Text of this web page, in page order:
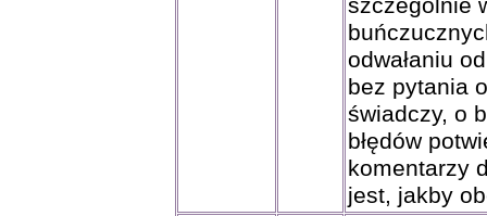
szczególnie
odwałaniu
bez pytania
świadczy, o
błędów
komentarzy
jest, jakby